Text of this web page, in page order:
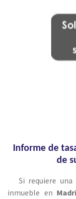
Informe de
de
Si requiere una
inmueble en